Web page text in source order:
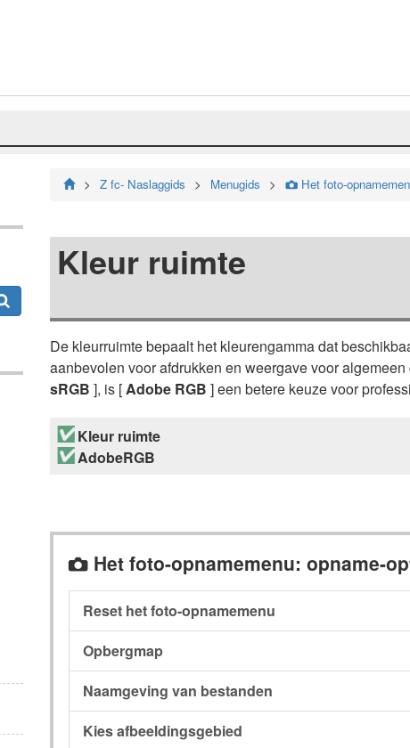
Z fc- Naslaggids Menugids C Het foto-
Kleur ruimte
De kleurruimte bepaalt het kleurengamma dat
aanbevolen voor afdrukken en weergave voor
sRGB ], is [Adobe RGB ] een betere keuze voor
Kleur ruimte
AdobeRGB
C Het foto-opnamemenu: opname-
Reset het foto-opnamemenu
Opbergmap
Naamgeving van bestanden
Kies afbeeldingsgebied